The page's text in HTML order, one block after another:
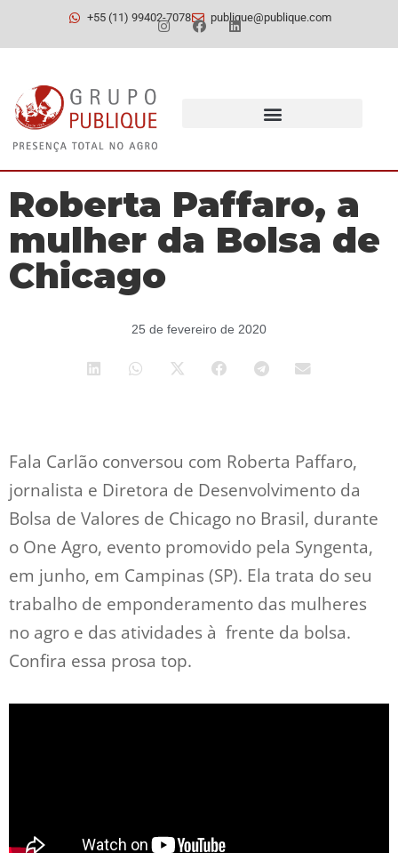
+55 (11) 99402-7078 publique@publique.com
Roberta Paffaro, a
mulher da Bolsa de
Chicago
25 de fevereiro de 2020
Fala Carlão conversou com Roberta Paffaro,
jornalista e Diretora de Desenvolvimento da
Bolsa de Valores de Chicago no Brasil, durante
o One Agro, evento promovido pela Syngenta,
em junho, em Campinas (SP). Ela trata do seu
trabalho de emponderamento das mulheres
no agro e das atividades à frente da bolsa.
Confira essa prosa top.